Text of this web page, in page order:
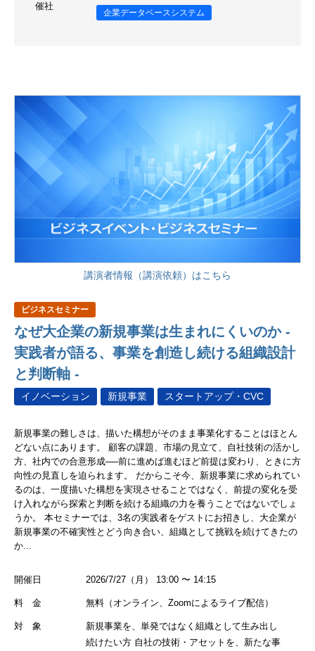
催社
企業データベースシステム
講演者情報（講演依頼）はこちら
ビジネスセミナー
なぜ大企業の新規事業は生まれにくいのか -
実践者が語る、事業を創造し続ける組織設計
と判断軸 -
イノベーション 新規事業 スタートアップ・CVC
新規事業の難しさは、描いた構想がそのまま事業化することはほとん
どない点にあります。 顧客の課題、市場の見立て、自社技術の活かし
方、社内での合意形成──前に進めば進むほど前提は変わり、ときに方
向性の見直しを迫られます。 だからこそ今、新規事業に求められてい
るのは、一度描いた構想を実現させることではなく、前提の変化を受
け入れながら探索と判断を続ける組織の力を養うことではないでしょ
うか。 本セミナーでは、3名の実践者をゲストにお招きし、大企業が
新規事業の不確実性とどう向き合い、組織として挑戦を続けてきたの
か...
開催日 2026/7/27（月） 13:00 〜 14:15
料 金 無料（オンライン、Zoomによるライブ配信）
対 象
新規事業を、単発ではなく組織として生み出し
続けたい方 自社の技術・アセットを、新たな事